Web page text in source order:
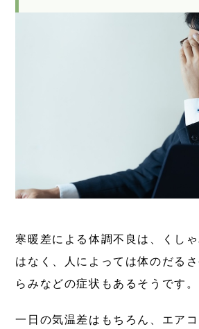
寒暖差による体調不良は、くし
はなく、人によっては体のだるさ
らみなどの症状もあるそうです。
一日の気温差はもちろん、エア